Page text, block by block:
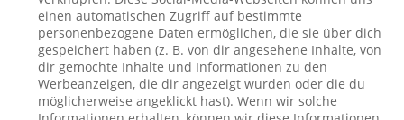
einen automatischen Zugriff auf bestimmte
personenbezogene Daten ermöglichen, die sie über dich
gespeichert haben (z. B. von dir angesehene Inhalte, von
dir gemochte Inhalte und Informationen zu den
Werbeanzeigen, die dir angezeigt wurden oder die du
möglicherweise angeklickt hast). Wenn wir solche